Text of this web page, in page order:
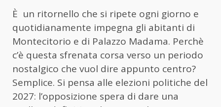
È un ritornello che si ripete ogni giorno e
quotidianamente impegna gli abitanti di
Montecitorio e di Palazzo Madama. Perchè
c’è questa sfrenata corsa verso un periodo
nostalgico che vuol dire appunto centro?
Semplice. Si pensa alle elezioni politiche del
2027: l’opposizione spera di dare una